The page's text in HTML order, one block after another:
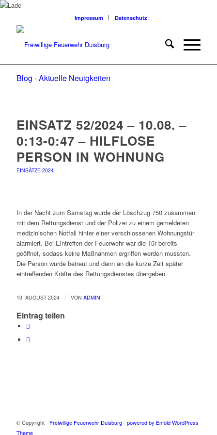
Impressum Datenschutz
Blog - Aktuelle Neuigkeiten
EINSATZ 52/2024 – 10.08. –
0:13-0:47 – HILFLOSE
PERSON IN WOHNUNG
EINSÄTZE 2024
In der Nacht zum Samstag wurde der Löschzug 750 zusammen
mit dem Rettungsdienst und der Polizei zu einem gemeldeten
medizinischen Notfall hinter einer verschlossenen Wohnungstür
alarmiert. Bei Eintreffen der Feuerwehr war die Tür bereits
geöffnet, sodass keine Maßnahmen ergriffen werden mussten.
Die Person wurde betreut und dann an die kurze Zeit später
eintreffenden Kräfte des Rettungsdienstes übergeben.
10. AUGUST 2024 / VON ADMIN
Eintrag teilen
© Copyright - Freiwillige Feuerwehr Duisburg- powered by Enfold WordPress
Theme